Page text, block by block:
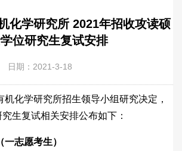
化学研究所 2021年招收攻读硕
位研究生复试安排
日期：2021-3-18
机化学研究所招生领导小组研究决定，
生复试相关安排公布如下：
志愿考生）